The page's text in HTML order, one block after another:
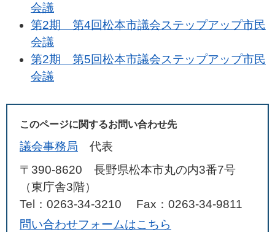
会議
第2期 第4回松本市議会ステップアップ市民
会議
第2期 第5回松本市議会ステップアップ市民
会議
このページに関するお問い合わせ先
議会事務局
代表
〒390-8620 長野県松本市丸の内3番7号
（東庁舎3階）
Tel：0263-34-3210
Fax：0263-34-9811
問い合わせフォームはこちら